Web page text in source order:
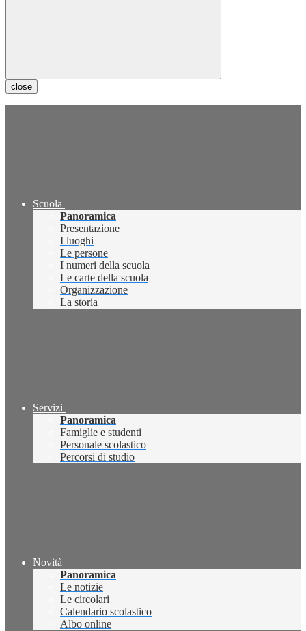
close
Scuola
Panoramica
Presentazione
I luoghi
Le persone
I numeri della scuola
Le carte della scuola
Organizzazione
La storia
Servizi
Panoramica
Famiglie e studenti
Personale scolastico
Percorsi di studio
Novità
Panoramica
Le notizie
Le circolari
Calendario scolastico
Albo online